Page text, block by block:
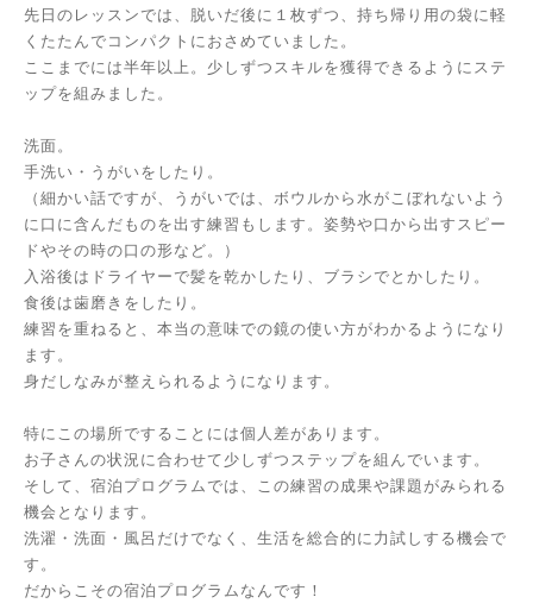
先日のレッスンでは、脱いだ後に１枚ずつ、持ち帰り用の袋に軽
くたたんでコンパクトにおさめていました。
ここまでには半年以上。少しずつスキルを獲得できるようにステ
ップを組みました。
洗面。
手洗い・うがいをしたり。
（細かい話ですが、うがいでは、ボウルから水がこぼれないよう
に口に含んだものを出す練習もします。姿勢や口から出すスピー
ドやその時の口の形など。）
入浴後はドライヤーで髪を乾かしたり、ブラシでとかしたり。
食後は歯磨きをしたり。
練習を重ねると、本当の意味での鏡の使い方がわかるようになり
ます。
身だしなみが整えられるようになります。
特にこの場所ですることには個人差があります。
お子さんの状況に合わせて少しずつステップを組んでいます。
そして、宿泊プログラムでは、この練習の成果や課題がみられる
機会となります。
洗濯・洗面・風呂だけでなく、生活を総合的に力試しする機会で
す。
だからこその宿泊プログラムなんです！